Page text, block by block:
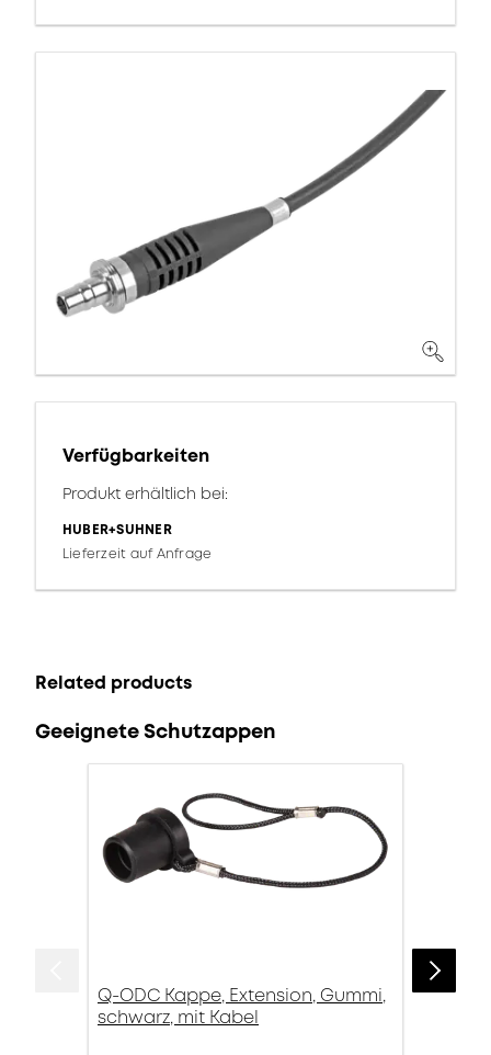
Verfügbarkeiten
Produkt erhältlich bei:
HUBER+SUHNER
Lieferzeit auf Anfrage
Related products
Geeignete Schutzappen
Q-ODC Kappe, Extension, Gummi,
schwarz, mit Kabel